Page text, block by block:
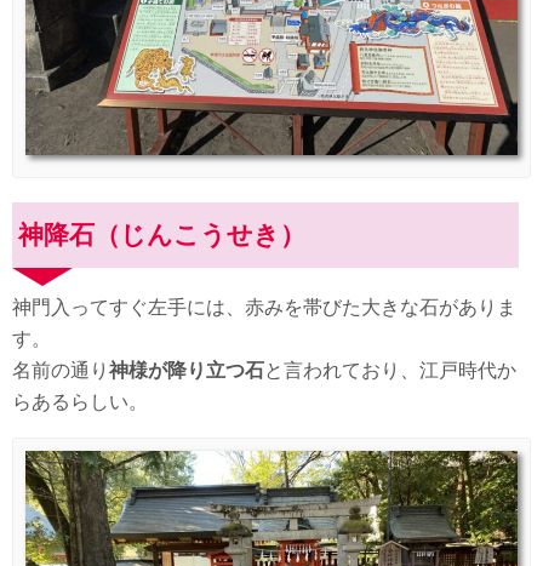
神降石（じんこうせき）
神門入ってすぐ左手には、赤みを帯びた大きな石がありま
す。
名前の通り 神様が降り立つ石と言われており、江戸時代か
らあるらしい。